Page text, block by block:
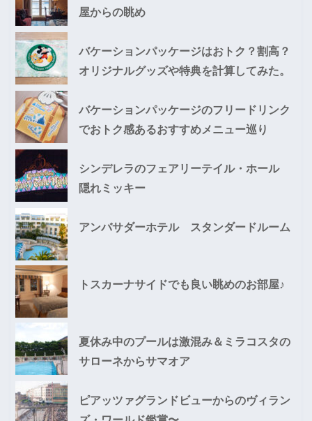
屋からの眺め
バケーションパッケージはおトク？割高？
オリジナルグッズや特典を計算してみた。
バケーションパッケージのフリードリンク
でおトク感あるおすすめメニュー巡り
シンデレラのフェアリーテイル・ホール
隠れミッキー
アンバサダーホテル スタンダードルーム
トスカーナサイドでも良い眺めのお部屋♪
夏休み中のプールは激混み＆ミラコスタの
サローネからサマオア
ピアッツァグランドビューからのヴィラン